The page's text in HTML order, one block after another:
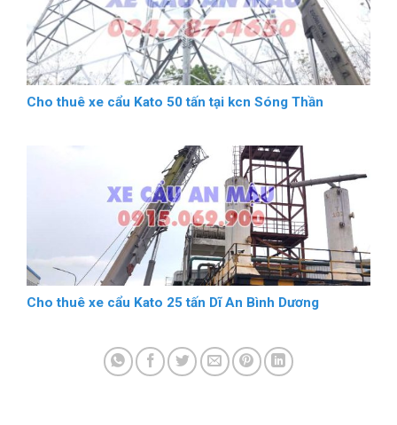
Cho thuê xe cẩu Kato 50 tấn tại kcn Sóng Thần
Cho thuê xe cẩu Kato 25 tấn Dĩ An Bình Dương